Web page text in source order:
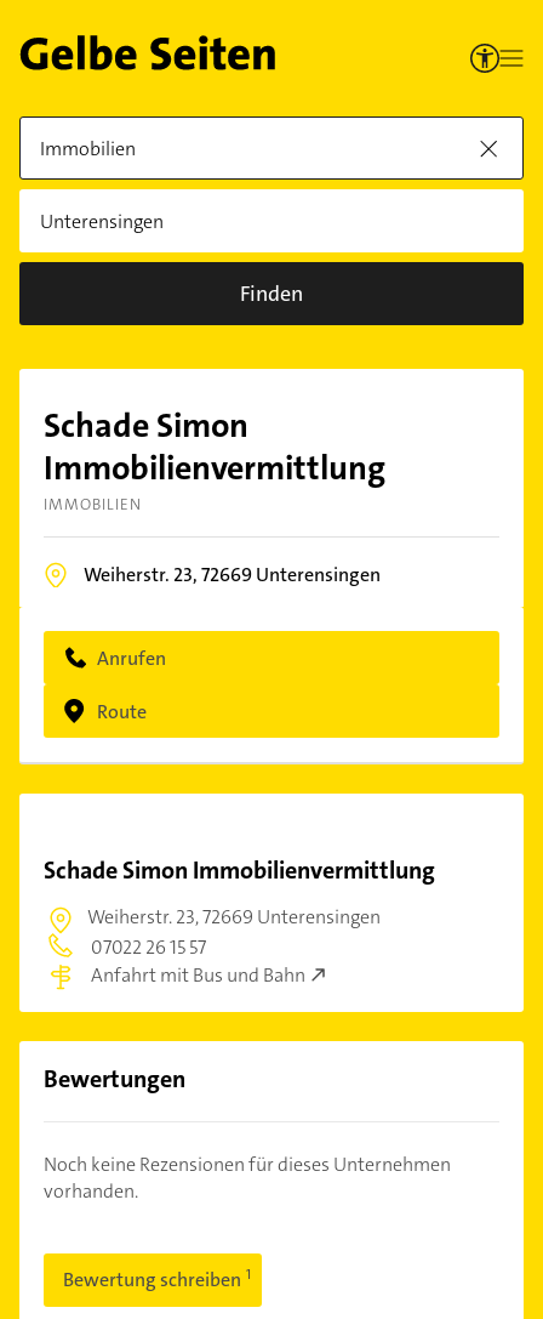
Finden
Schade Simon
Immobilienvermittlung
IMMOBILIEN
Weiherstr. 23,72669Unterensingen
Anrufen
Route
Schade Simon Immobilienvermittlung
Weiherstr. 23,72669 Unterensingen
07022 26 15 57
Anfahrt mit Bus und Bahn
Bewertungen
Noch keine Rezensionen für dieses Unternehmen
vorhanden.
Bewertung schreiben